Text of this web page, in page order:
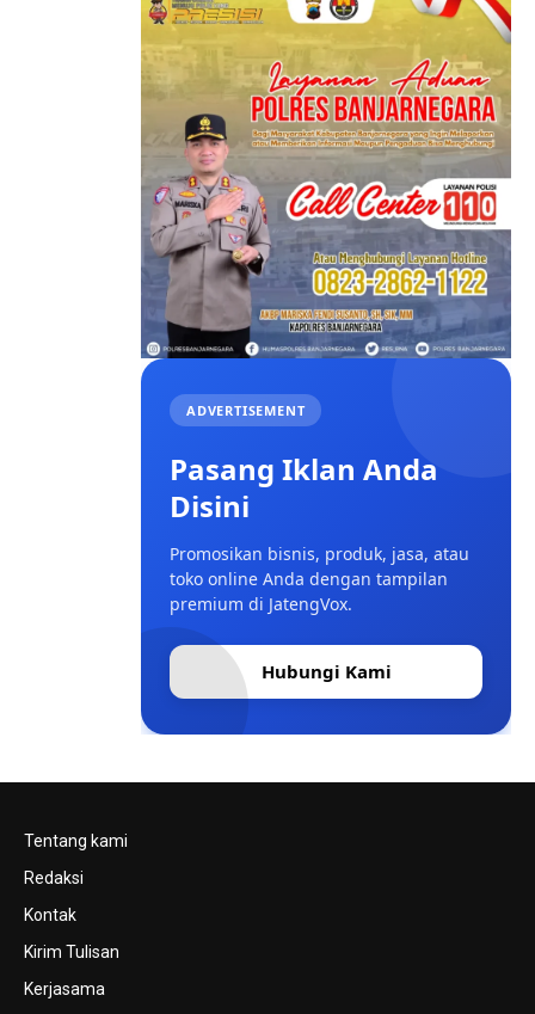
ADVERTISEMENT
Pasang Iklan Anda
Disini
Promosikan bisnis, produk, jasa, atau
toko online Anda dengan tampilan
premium di JatengVox.
Hubungi Kami
Tentang kami
Redaksi
Kontak
Kirim Tulisan
Kerjasama